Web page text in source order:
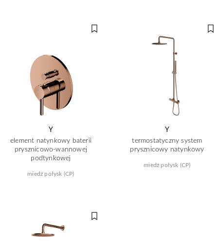
Y
element natynkowy baterii
prysznicowo-wannowej
podtynkowej
miedź połysk (CP)
Y
termostatyczny system
prysznicowy natynkowy
miedź połysk (CP)